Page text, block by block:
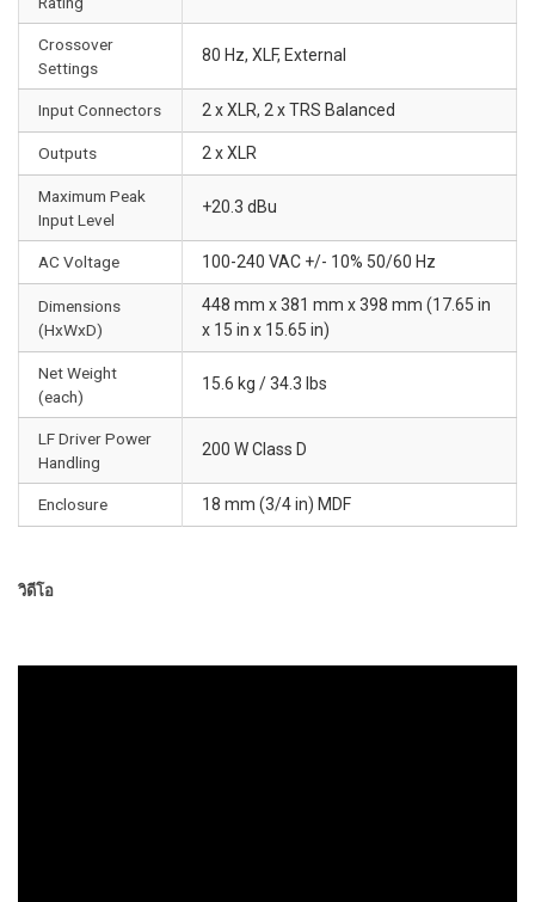
Crossover
Settings
80 Hz, XLF, External
Input Connectors 2 x XLR, 2 x TRS Balanced
Outputs 2 x XLR
Maximum Peak
Input Level
+20.3 dBu
AC Voltage 100-240 VAC +/- 10% 50/60 Hz
Dimensions
(HxWxD)
448 mm x 381 mm x 398 mm (17.65 in
x 15 in x 15.65 in)
Net Weight
(each)
15.6 kg / 34.3 lbs
LF Driver Power
Handling
200 W Class D
Enclosure 18 mm (3/4 in) MDF
วิดีโอ